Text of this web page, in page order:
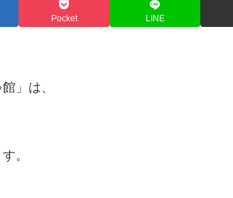
Pocket LINE
」は、
。